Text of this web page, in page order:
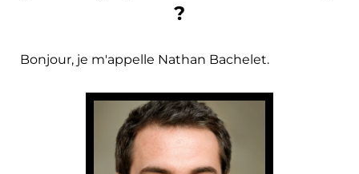
?
Bonjour, je m'appelle Nathan Bachelet.